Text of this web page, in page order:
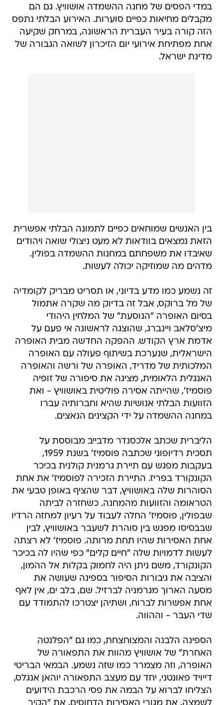
במדי הפסים של מחנה ההשמדה אושוויץ. גם הם
מקבלים מחיאות כפיים סוערות. האירוע הבלתי נתפס
הזה קורה בעיר העברית הראשונה, במרחק שקיעה
אחת מפתיחת אירועי יום הזיכרון לשואה הגבורה של
מדינת ישראל.
בין האנשים שמוחאים כפיים לתמונה הבלתי אפשרית
הזאת נמצאים בוודאות לא מעט ניצולי שואה ויהודים
שאיבדו את משפחתם במחנות ההשמדה בפולין.
מדהים מה שמוזיקה יכולה לעשות.
זה נשמע כמו מדע בדיוני, או תסריט מבריק לקומדיה
של מל ברוקס, אבל זה בדיוק מה שקרה אתמול
בסיום האופרה "הנוסעת" של המלחין היהודי
מיצ'סלאב ויינברג, שהוצגה לראשונה אי פעם על
אדמת ארץ הקודש. ההפקה החדשה מבית האופרה
הישראלית, שנערכת בשיתוף פעולה עם האופרה
המלכותית של מדריד, האופרה של ורשה והאופרה
האנגלית הלאומית, מציגה את סיפורה של זופיה
פוסמיז', שהייתה אסירה פוליטית באושוויץ - ואת
הזוועות הבלתי אנושיות שהיא וחברותיה עברו
במחנה ההשמדה על ידי הקצינים הנאצים.
הליברית שכתב אלכסנדר מדבייב מבוססת על
תסכית רדיופוני שכתבה פוסמיז' בשנת 1959,
בעקבות מפגש עם תיירת גרמנית קולנית בכיכר
הקונקורד בפריז. התיירת הזכירה לפוסמיז' את אחת
הסוהרות שלה באושוויץ, דבר שהציף באופן טבעי את
הטראומה והזוועות מהמחנה. כשחזרה לביתה
שבפולין, פוסמיז' החלה לעבוד על רעיון למחזה הרדיו
שבבסיסו מפגש בין סוהרת לשעבר באושוויץ, לבין
אחת האסירות שהיו תחת מרותה. פוסמיז' לא רצתה
לעשות לדמויות שלה "חיים קלים" כפי שהיו לה בכיכר
הקונקורד, משם ניתן היה לחמוק בקלות אל ההמון,
והציבה את גיבורות הסיפור בספינה שעושה את
מסעה הארוך מגרמניה לברזיל. שם, בלב ים, אין לאף
אחת אפשרות לברוח, ושתיהן יצטרכו להתמודד עם
שדי העבר - וההווה.
הספינה הלבנה והמצוחצחת, כמו גם "הפלנטה
האחרת" של אושוויץ מהוות את התפאורה של
האופרה, וזה מצמרר כמו שזה נשמע. הבמאי הבריטי
דייויד פאונטני, יחד עם מעצב התפאורה יוהאן אנגלס,
הצליחו לברוא על הבמה את פסי הרכבת הידועים